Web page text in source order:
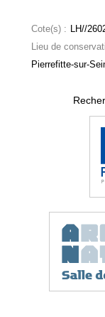
Cote(s) : LH//
Lieu de
Pierrefitte-sur-